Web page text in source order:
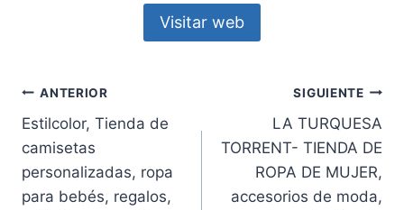
Visitar web
Navegación
de
entradas
ANTERIOR
Estilcolor, Tienda de
camisetas
personalizadas, ropa
para bebés, regalos,
SIGUIENTE
LA TURQUESA
TORRENT- TIENDA DE
ROPA DE MUJER,
accesorios de moda,